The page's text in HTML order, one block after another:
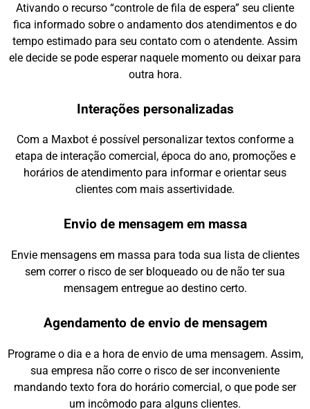
Ativando o recurso “controle de fila de espera” seu cliente
fica informado sobre o andamento dos atendimentos e do
tempo estimado para seu contato com o atendente. Assim
ele decide se pode esperar naquele momento ou deixar para
outra hora.
Interações personalizadas
Com a Maxbot é possível personalizar textos conforme a
etapa de interação comercial, época do ano, promoções e
horários de atendimento para informar e orientar seus
clientes com mais assertividade.
Envio de mensagem em massa
Envie mensagens em massa para toda sua lista de clientes
sem correr o risco de ser bloqueado ou de não ter sua
mensagem entregue ao destino certo.
Agendamento de envio de mensagem
Programe o dia e a hora de envio de uma mensagem. Assim,
sua empresa não corre o risco de ser inconveniente
mandando texto fora do horário comercial, o que pode ser
um incômodo para alguns clientes.